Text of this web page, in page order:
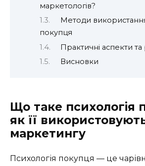
маркетологів?
Методи
покупця
Практичні аспекти
Висновки
Що таке психологія
як її
маркетингу
Психологія покупця — це